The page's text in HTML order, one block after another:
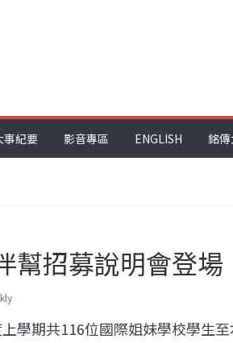
事紀要 影音專區 ENGLISH 銘
幫招募說明會登場
學期共116位國際姐妹學校學生